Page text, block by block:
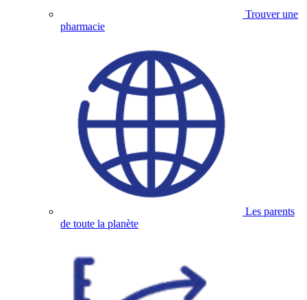
Trouver une
pharmacie
Les parents
de toute la planète